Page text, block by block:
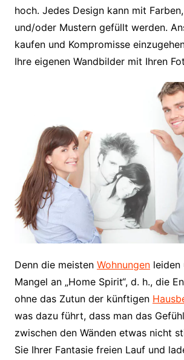
hoch. Jedes Design kann mit
und/oder Mustern gefüllt werden.
kaufen und Kompromisse
Ihre eigenen Wandbilder mit Ihren
Denn die meisten Wohnungenleiden
Mangel an „Home Spirit“, d. h., die
ohne das Zutun der künftigen
was dazu führt, dass man das
zwischen den Wänden etwas nicht
Sie Ihrer Fantasie freien Lauf und